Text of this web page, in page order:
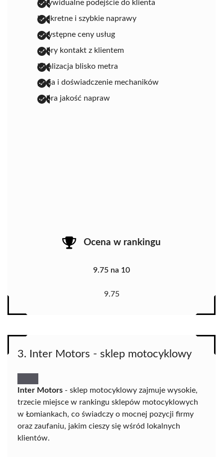
indywidualne podejście do klienta
konkretne i szybkie naprawy
przystępne ceny usług
dobry kontakt z klientem
lokalizacja blisko metra
pasja i doświadczenie mechaników
dobra jakość napraw
Ocena w rankingu
9.75 na 10
9.75
3. Inter Motors - sklep motocyklowy
Inter Motors - sklep motocyklowy zajmuje wysokie,
trzecie miejsce w rankingu sklepów motocyklowych
w Łomiankach, co świadczy o mocnej pozycji firmy
oraz zaufaniu, jakim cieszy się wśród lokalnych
klientów.